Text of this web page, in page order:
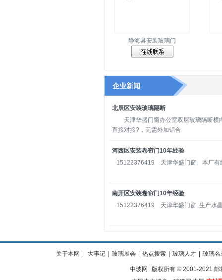
静海县安装玻璃门
企业新闻
北辰区安装玻璃隔断
天津华盛门窗办公室双层玻璃隔断横
直接对接?‌‌，无需外加铝合
河西区安装卷帘门10年经验
15122376419 天津华盛门窗。本厂有
南开区安装卷帘门10年经验
15122376419 天津华盛门窗 生产水
关于本网 大事记 玻璃展会 热点搜索 玻璃人才 玻璃名
中玻网
版权所有 © 2001-2021 邮